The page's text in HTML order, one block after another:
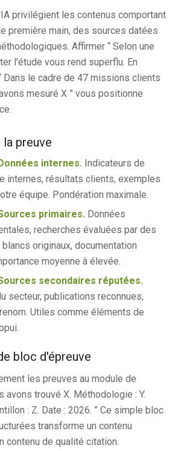
privilégient les contenus comportant
première main, des sources datées
Affirmer “ Selon une
l'étude vous rend superflu. En
Dans le cadre de 47 missions clients
mesuré X ” vous positionne
preuve
internes. Indicateurs de
internes, résultats clients, exemples
équipe. Pondération maximale.
primaires. Données
recherches évaluées par des
originaux, documentation
moyenne à élevée.
secondaires réputées.
secteur, publications reconnues,
Utiles comme éléments de
bloc d'épreuve
les preuves au module de
avons trouvé X. Méthodologie : Y.
: Z. Date : 2026. ” Ce simple bloc
transforme un contenu
contenu de qualité citation.